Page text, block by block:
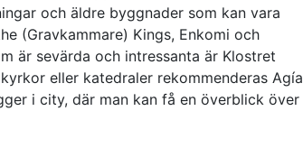
och äldre byggnader som kan vara
(Gravkammare) Kings, Enkomi och
är sevärda och intressanta är Klostret
eller katedraler rekommenderas Agía
i city, där man kan få en överblick över